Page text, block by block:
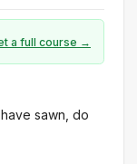
a full course →
sawn, do